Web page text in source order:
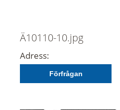
Ä10110-10.jpg
Adress:
Förfrågan